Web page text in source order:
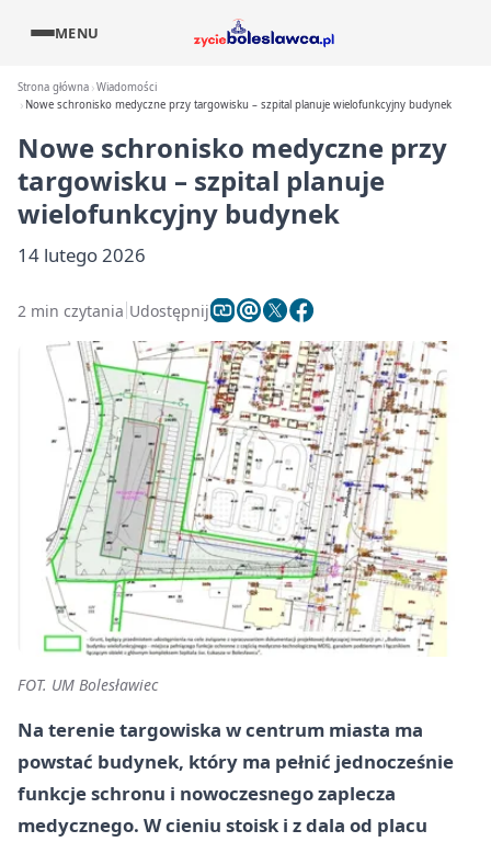
MENU
Strona główna Wiadomości
Nowe schronisko medyczne przy targowisku – szpital planuje wielofunkcyjny budynek
Nowe schronisko medyczne przy
targowisku – szpital planuje
wielofunkcyjny budynek
14 lutego 2026
2 min czytania Udostępnij
FOT. UM Bolesławiec
Na terenie targowiska w centrum miasta ma
powstać budynek, który ma pełnić jednocześnie
funkcje schronu i nowoczesnego zaplecza
medycznego. W cieniu stoisk i z dala od placu